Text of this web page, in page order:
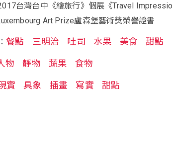
台灣台中《繪旅行》個展《Travel
Art Prize盧森堡藝術獎榮譽證書
餐點 三明治 吐司 水果 美食 甜點
物 靜物 蔬果 食物
實 具象 插畫 寫實 甜點